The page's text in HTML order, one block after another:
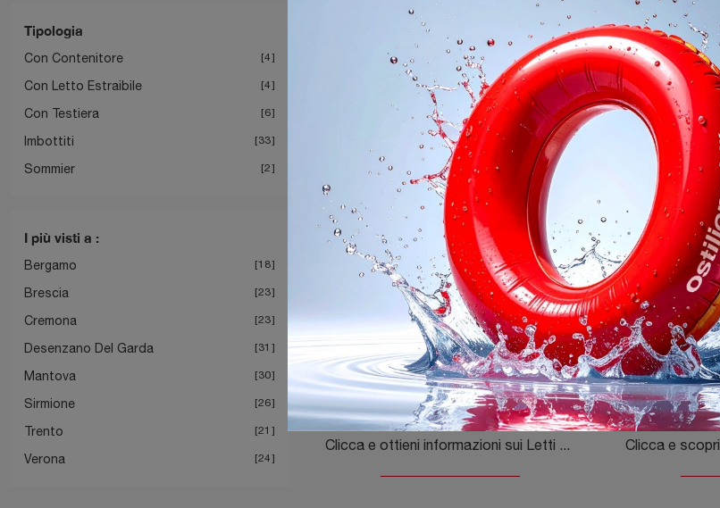
Tipologia
Con Contenitore 4
Con Letto Estraibile 4
Con Testiera 6
Imbottiti 33
Sommier 2
I più visti a :
Bergamo 18
Brescia 23
Cremona 23
Desenzano Del Garda 31
Mantova 30
Sirmione 26
Trento 21
Verona 24
Miller
Se cerchi letti singoli imbottiti, ecco qui il modello Miller in tessuto per arricchire la cameretta.
Reef
Clicca e ottieni informazioni sui Letti singoli moderni di Flexteam! Il modello Reef in tessuto ti aspetta.